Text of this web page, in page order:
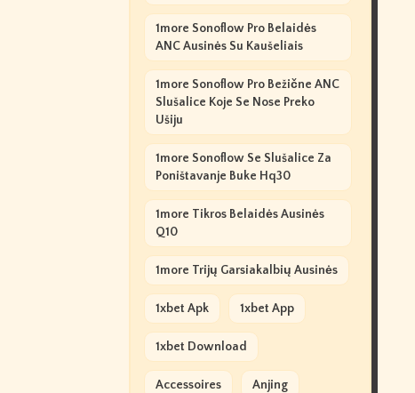
1more Sonoflow Pro Belaidės
ANC Ausinės Su Kaušeliais
1more Sonoflow Pro Bežične ANC
Slušalice Koje Se Nose Preko
Ušiju
1more Sonoflow Se Slušalice Za
Poništavanje Buke Hq30
1more Tikros Belaidės Ausinės
Q10
1more Trijų Garsiakalbių Ausinės
1xbet Apk 1xbet App
1xbet Download
Accessoires Anjing